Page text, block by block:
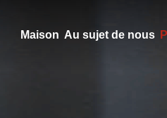
Maison Au sujet de nous